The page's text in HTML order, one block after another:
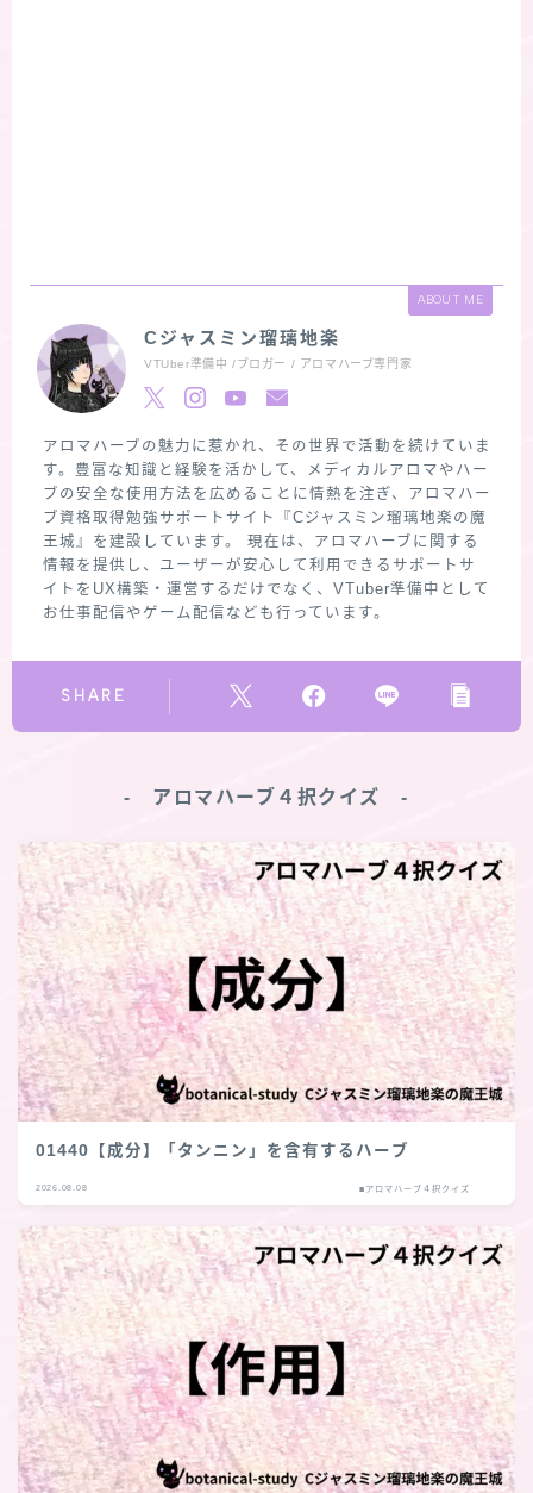
ABOUT ME
Cジャスミン瑠璃地楽
VTUber準備中 /ブロガー / アロマハーブ専門家
アロマハーブの魅力に惹かれ、その世界で活動を続けていま
す。豊富な知識と経験を活かして、メディカルアロマやハー
ブの安全な使用方法を広めることに情熱を注ぎ、アロマハー
ブ資格取得勉強サポートサイト『Cジャスミン瑠璃地楽の魔
王城』を建設しています。 現在は、アロマハーブに関する
情報を提供し、ユーザーが安心して利用できるサポートサ
イトをUX構築・運営するだけでなく、VTuber準備中として
お仕事配信やゲーム配信なども行っています。
SHARE
‐ アロマハーブ４択クイズ ‐
01440【成分】「タンニン」を含有するハーブ
2026.08.08 ■アロマハーブ４択クイズ